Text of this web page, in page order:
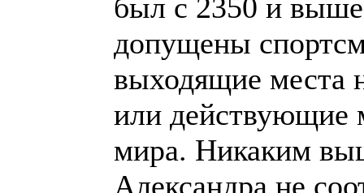
был с 2350 и
допущены
выходящие места
или действующие
мира. Никаким
Александра не